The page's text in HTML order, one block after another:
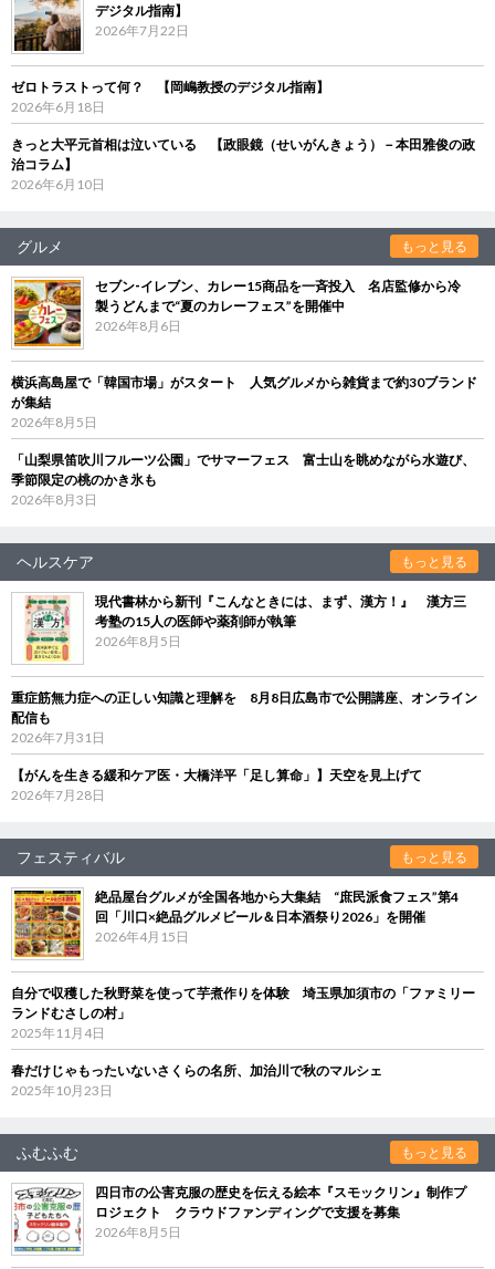
デジタル指南】
2026年7月22日
ゼロトラストって何？ 【岡嶋教授のデジタル指南】
2026年6月18日
きっと大平元首相は泣いている 【政眼鏡（せいがんきょう）－本田雅俊の政
治コラム】
2026年6月10日
グルメ もっと見る
セブン‐イレブン、カレー15商品を一斉投入 名店監修から冷
製うどんまで“夏のカレーフェス”を開催中
2026年8月6日
横浜高島屋で「韓国市場」がスタート 人気グルメから雑貨まで約30ブランド
が集結
2026年8月5日
「山梨県笛吹川フルーツ公園」でサマーフェス 富士山を眺めながら水遊び、
季節限定の桃のかき氷も
2026年8月3日
ヘルスケア もっと見る
現代書林から新刊『こんなときには、まず、漢方！』 漢方三
考塾の15人の医師や薬剤師が執筆
2026年8月5日
重症筋無力症への正しい知識と理解を 8月8日広島市で公開講座、オンライン
配信も
2026年7月31日
【がんを生きる緩和ケア医・大橋洋平「足し算命」】天空を見上げて
2026年7月28日
フェスティバル もっと見る
絶品屋台グルメが全国各地から大集結 “庶民派食フェス”第4
回「川口×絶品グルメビール＆日本酒祭り2026」を開催
2026年4月15日
自分で収穫した秋野菜を使って芋煮作りを体験 埼玉県加須市の「ファミリー
ランドむさしの村」
2025年11月4日
春だけじゃもったいないさくらの名所、加治川で秋のマルシェ
2025年10月23日
ふむふむ もっと見る
四日市の公害克服の歴史を伝える絵本『スモックリン』制作プ
ロジェクト クラウドファンディングで支援を募集
2026年8月5日